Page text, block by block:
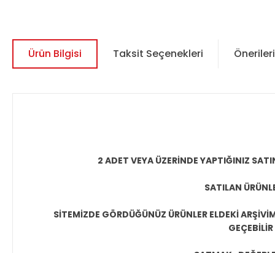
Ürün Bilgisi Taksit Seçenekleri
2 ADET VEYA ÜZERİNDE YAPTIĞINIZ
SATILAN
SİTEMİZDE GÖRDÜĞÜNÜZ ÜRÜNLER ELDEKİ